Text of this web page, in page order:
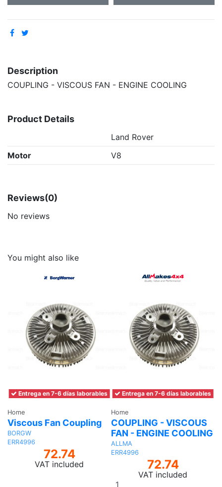
Description
COUPLING - VISCOUS FAN - ENGINE COOLING
Product Details
Land Rover
Motor
V8
Reviews(0)
No reviews
You might also like
Entrega en 7-6 días laborables
Home
Viscous Fan Coupling
BORGW
ERR4996
72.74
VAT included
Add
Entrega en 7-6 días laborables
Home
COUPLING - VISCOUS
FAN - ENGINE COOLING
ALLMA
ERR4996
72.74
VAT included